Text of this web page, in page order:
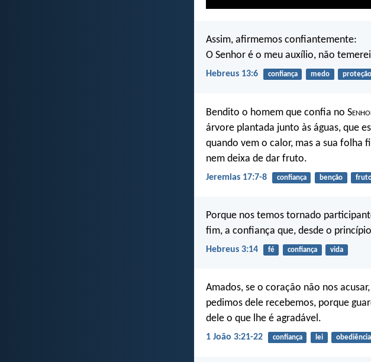
Assim, afirmemos confiantemente:
O Senhor é o meu auxílio, não
Hebreus 13:6 confiança medo proteção
Bendito o homem que confia no S
árvore plantada junto às águas, que
quando vem o calor, mas a sua folha
nem deixa de dar fruto.
Jeremias 17:7-8 confiança benção
Porque nos temos tornado
fim, a confiança que, desde o
Hebreus 3:14 fé confiança vida
Amados, se o coração não nos
pedimos dele recebemos, porque
dele o que lhe é agradável.
1 João 3:21-22 confiança lei obediência